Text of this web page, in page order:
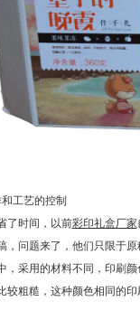
工艺的控制
了时间，以前彩印礼盒厂家
，问题来了，他们只限于
，采用的材料不同，印刷
较粗糙，这种颜色相同的印